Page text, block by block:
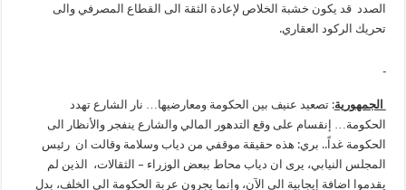
الصدد قد يكون خشبة الخلاص لإعادة الثقة الى القطاع المصرفي والى
تحريك الركود العقاري.
الجمهورية: تصعيد عنيف بين الحكومة ومعارضيها… نار الشارع تهدد
الحكومة… إنقسام على وقع التدهور المالي والشارع ينفجر والأنظار الى
الحكومة غداً.. بري: هذه حقيقة موقفي من دياب وسلامة وقالت ان رئيس
المجلس النيابي، يرى ان دياب محاط ببعض الوزراء – الثقالات، الذين لم
يقدموا اضافة إيجابية الى الآن، وإنما يجرون عربة الحكومة الى الخلف، بدل